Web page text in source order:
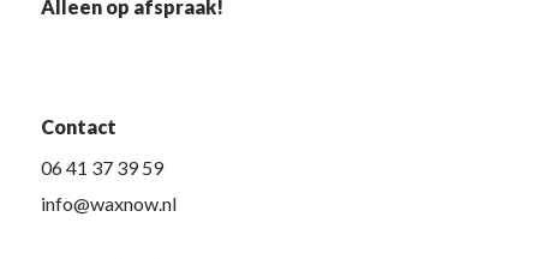
Alleen op afspraak!
Contact
06 41 37 39 59
info@waxnow.nl